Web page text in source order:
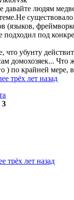
давайте людям
(языков,
под
что убунту
домохозяек... Что
) по крайней мере, в
трёх лет назад
3
трёх лет назад